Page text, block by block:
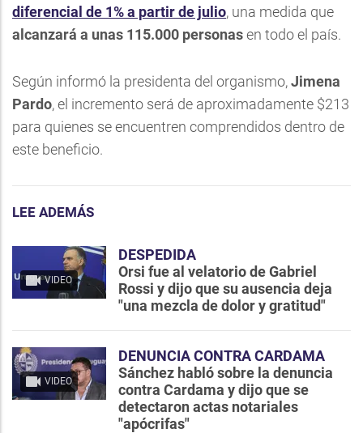
diferencial de 1% a partir de julio, una medida que
alcanzará a unas 115.000 personasen todo el país.
Según informó la presidenta del organismo,Jimena
Pardo, el incremento será de aproximadamente $213
para quienes se encuentren comprendidos dentro de
este beneficio.
LEE ADEMÁS
VIDEO
DESPEDIDA
Orsi fue al velatorio de Gabriel
Rossi y dijo que su ausencia deja
"una mezcla de dolor y gratitud"
VIDEO
DENUNCIA CONTRA CARDAMA
Sánchez habló sobre la denuncia
contra Cardama y dijo que se
detectaron actas notariales
"apócrifas"